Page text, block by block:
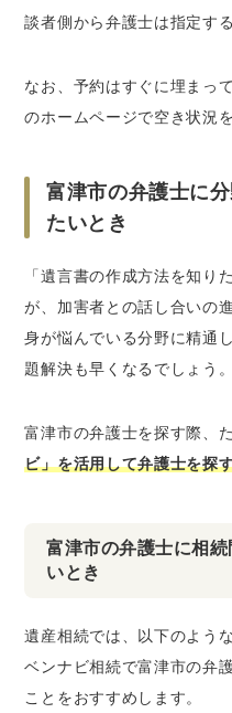
談者側から弁護士は指定す
なお、予約はすぐに埋まっ
のホームページで空き状況
富津市の弁護士に
たいとき
「遺言書の作成方法を知り
が、加害者との話し合いの
身が悩んでいる分野に精通
題解決も早くなるでしょう。
富津市の弁護士を探す際、
ビ」を活用して弁護士を探
富津市の弁護士に相
いとき
遺産相続では、以下のよう
ベンナビ相続で富津市の弁
ことをおすすめします。